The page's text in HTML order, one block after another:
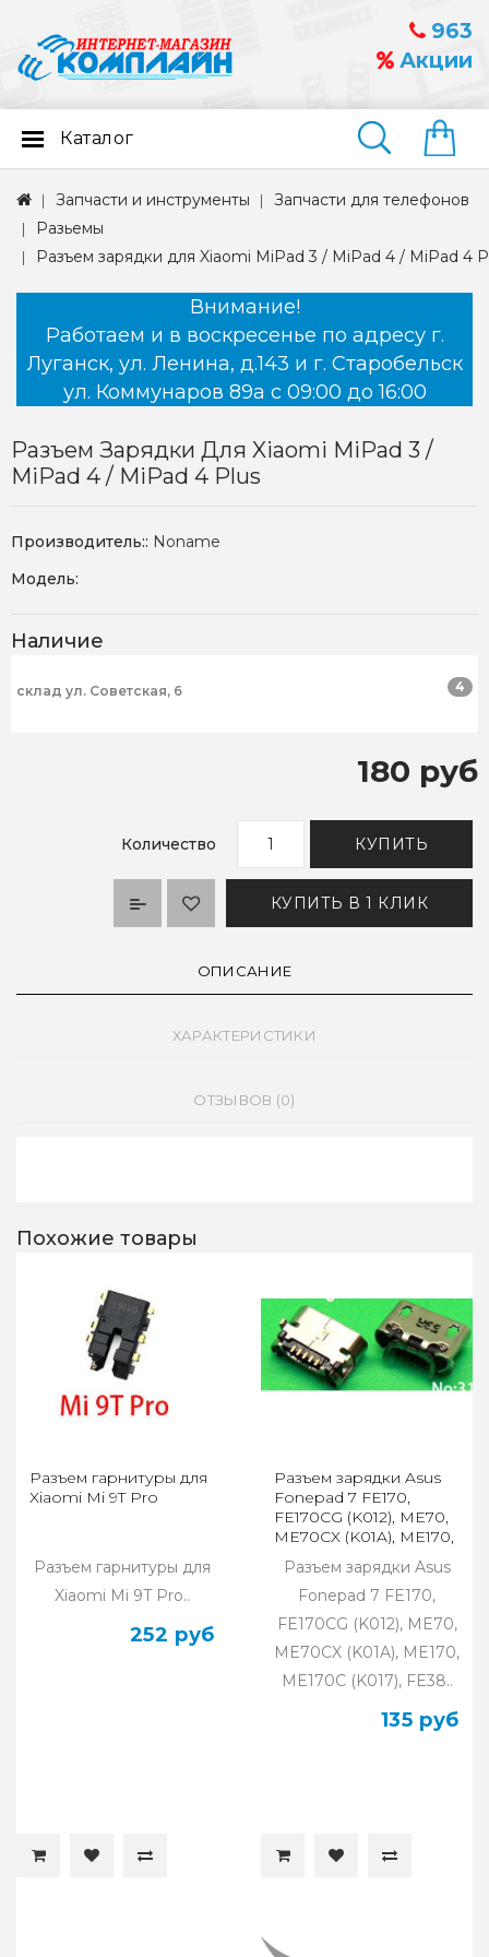
963
Акции
Найти
Каталог
Запчасти и инструменты
Запчасти для телефонов
Разьемы
Разъем зарядки для Xiaomi MiPad 3 / MiPad 4 / MiPad 4
Внимание!
Работаем и в воскресенье по адресу г.
Луганск, ул. Ленина, д.143 и г. Старобельск
ул. Коммунаров 89а с 09:00 до 16:00
Разъем Зарядки Для Xiaomi MiPad 3 /
MiPad 4 / MiPad 4 Plus
Производитель:: Noname
Модель:
Наличие
склад ул. Советская, 6 4
180 руб
Количество КУПИТЬ
КУПИТЬ В 1 КЛИК
ОПИСАНИЕ
ХАРАКТЕРИСТИКИ
ОТЗЫВОВ (0)
Похожие товары
Разъем гарнитуры для
Xiaomi Mi 9T Pro
Разъем гарнитуры для
Xiaomi Mi 9T Pro..
252 руб
Разъем зарядки Asus
Fonepad 7 FE170,
FE170CG (K012), ME70,
ME70CX (K01A), ME170,
оригинал
Разъем зарядки Asus
Fonepad 7 FE170,
FE170CG (K012), ME70,
ME70CX (K01A), ME170,
ME170C (K017), FE38..
135 руб